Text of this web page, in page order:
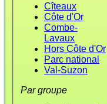
Cîteaux
Côte d'Or
Combe-
Lavaux
Hors Côte d'Or
Parc national
Val-Suzon
Par groupe